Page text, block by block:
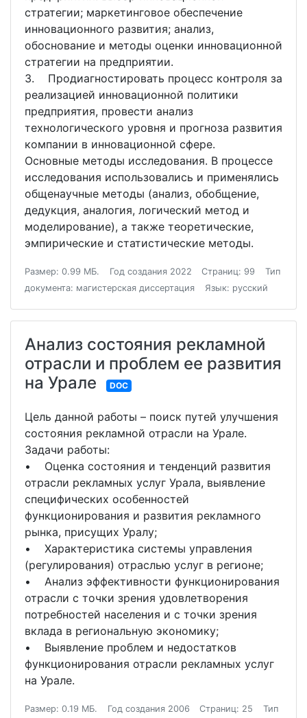
стратегии; маркетинговое обеспечение
инновационного развития; анализ,
обоснование и методы оценки инновационной
стратегии на предприятии.
3. Продиагностировать процесс контроля за
реализацией инновационной политики
предприятия, провести анализ
технологического уровня и прогноза развития
компании в инновационной сфере.
Основные методы исследования. В процессе
исследования использовались и применялись
общенаучные методы (анализ, обобщение,
дедукция, аналогия, логический метод и
моделирование), а также теоретические,
эмпирические и статистические методы.
Размер: 0.99 МБ. Год создания 2022 Страниц: 99
Тип
документа: магистерская диссертация
Язык: русский
Анализ состояния рекламной
отрасли и проблем ее развития
на Урале
DOC
Цель данной работы – поиск путей улучшения
состояния рекламной отрасли на Урале.
Задачи работы:
• Оценка состояния и тенденций развития
отрасли рекламных услуг Урала, выявление
специфических особенностей
функционирования и развития рекламного
рынка, присущих Уралу;
• Характеристика системы управления
(регулирования) отраслью услуг в регионе;
• Анализ эффективности функционирования
отрасли с точки зрения удовлетворения
потребностей населения и с точки зрения
вклада в региональную экономику;
• Выявление проблем и недостатков
функционирования отрасли рекламных услуг
на Урале.
Размер: 0.19 МБ. Год создания 2006 Страниц: 25
Тип